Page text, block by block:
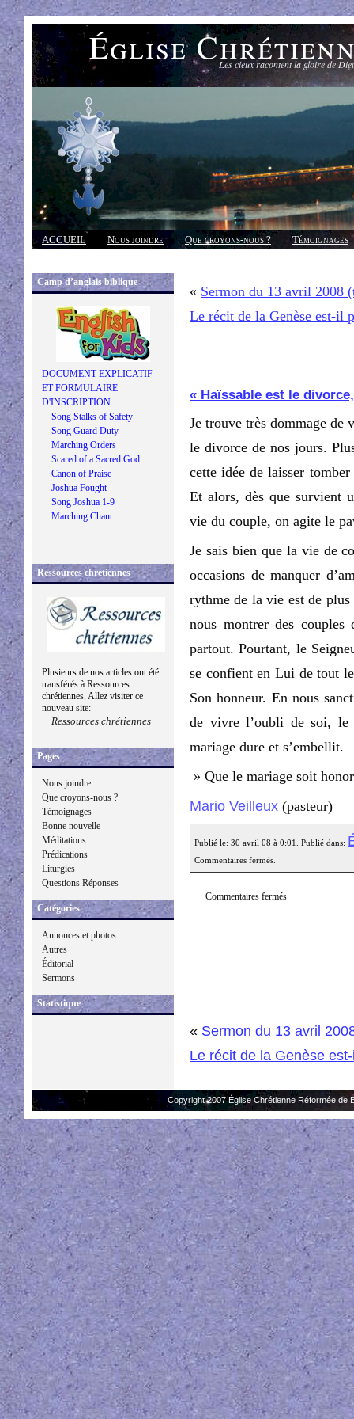
Église Les cieux racontent la gloire de
ACCUEIL Nous joindre Que croyons-nous ?
Témoignages
Réponses
Camp d’anglais biblique
DOCUMENT EXPLICATIF
ET FORMULAIRE
D'INSCRIPTION
Song Stalks of Safety
Song Guard Duty
Marching Orders
Scared of a Sacred God
Canon of Praise
Joshua Fought
Song Joshua 1-9
Marching Chant
Ressources chrétiennes
Plusieurs de nos articles ont été
transférés à Ressources
chrétiennes. Allez visiter ce
nouveau site:
Ressources chrétiennes
Pages
Nous joindre
Que croyons-nous ?
Témoignages
Bonne nouvelle
Méditations
Prédications
Liturgies
Questions Réponses
Catégories
Annonces et photos
Autres
Éditorial
Sermons
Statistique
« Sermon du 13 avril 2008
Le récit de la Genèse est-il
« Haïssable est le
Je trouve très dommage
le divorce de nos jours.
cette idée de laisser
Et alors, dès que survient
vie du couple, on agite le
Je sais bien que la vie de
occasions de manquer
rythme de la vie est de plus
nous montrer des couples
partout. Pourtant, le
se confient en Lui de tout
Son honneur. En nous
de vivre l’oubli de soi,
mariage dure et s’embellit.
» Que le mariage soit
Mario Veilleux (pasteur)
Publié le: 30 avril 08 à 0:01. Publié dans:
Commentaires fermés.
Commentaires fermés
« Sermon du 13 avril
Le récit de la Genèse
Copyright 2007 Église Chrétienne Réformée de